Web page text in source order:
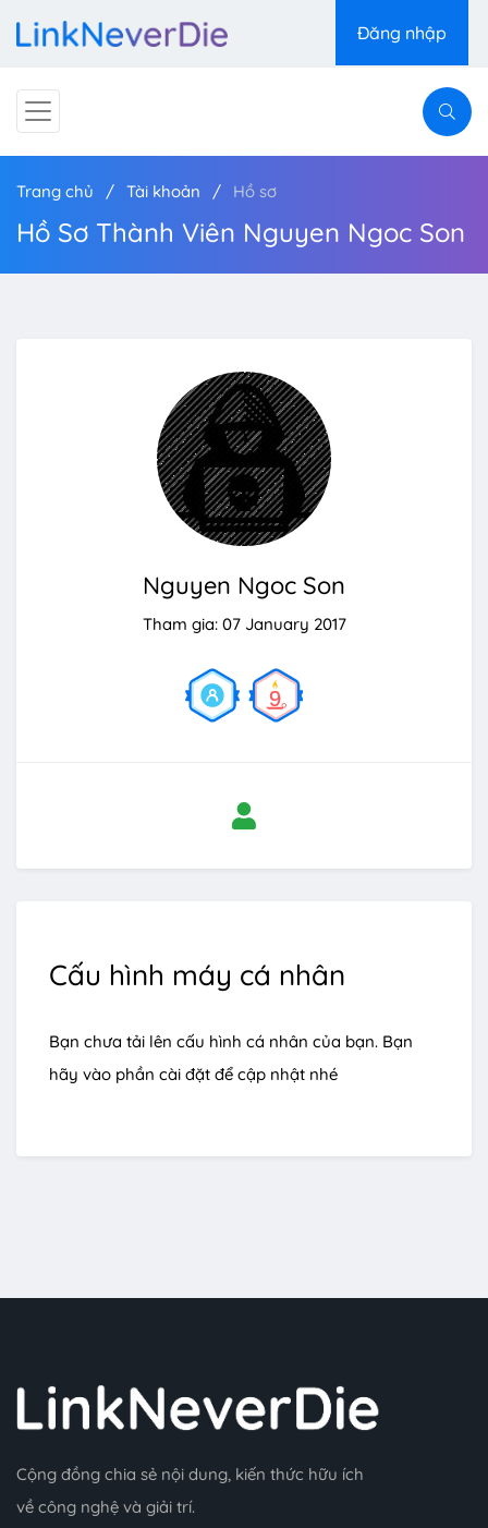
Đăng nhập
Trang chủ Tài khoản Hồ sơ
Hồ Sơ Thành Viên Nguyen Ngoc Son
Nguyen Ngoc Son
Tham gia: 07 January 2017
Cấu hình máy cá nhân
Bạn chưa tải lên cấu hình cá nhân của bạn. Bạn
hãy vào phần cài đặt để cập nhật nhé
Cộng đồng chia sẻ nội dung, kiến thức hữu ích
về công nghệ và giải trí.